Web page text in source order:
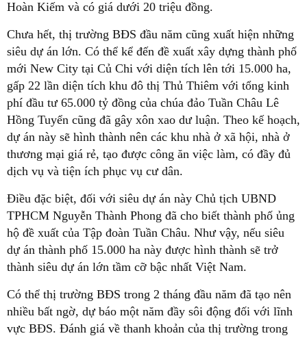
Hoàn Kiếm và có giá dưới 20 triệu đồng.
Chưa hết, thị trường BĐS đầu năm cũng xuất hiện những
siêu dự án lớn. Có thể kể đến đề xuất xây dựng thành phố
mới New City tại Củ Chi với diện tích lên tới 15.000 ha,
gấp 22 lần diện tích khu đô thị Thủ Thiêm với tổng kinh
phí đầu tư 65.000 tỷ đồng của chúa đảo Tuần Châu Lê
Hồng Tuyển cũng đã gây xôn xao dư luận. Theo kế hoạch,
dự án này sẽ hình thành nên các khu nhà ở xã hội, nhà ở
thương mại giá rẻ, tạo được công ăn việc làm, có đầy đủ
dịch vụ và tiện ích phục vụ cư dân.
Điều đặc biệt, đối với siêu dự án này Chủ tịch UBND
TPHCM Nguyễn Thành Phong đã cho biết thành phố ủng
hộ đề xuất của Tập đoàn Tuần Châu. Như vậy, nếu siêu
dự án thành phố 15.000 ha này được hình thành sẽ trở
thành siêu dự án lớn tầm cỡ bậc nhất Việt Nam.
Có thể thị trường BĐS trong 2 tháng đầu năm đã tạo nên
nhiều bất ngờ, dự báo một năm đầy sôi động đối với lĩnh
vực BĐS. Đánh giá về thanh khoản của thị trường trong